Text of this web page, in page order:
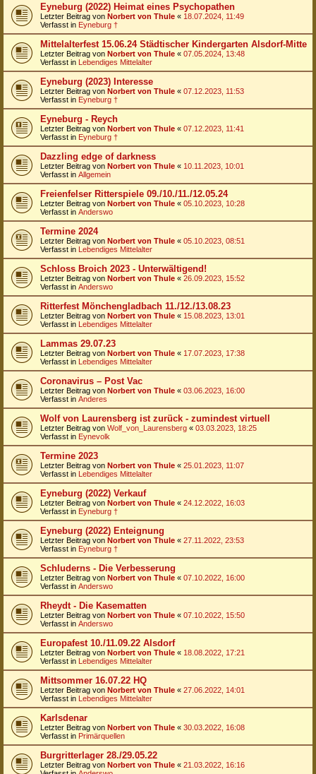
Eyneburg (2022) Heimat eines Psychopathen
Letzter Beitrag von Norbert von Thule « 18.07.2024, 11:49
Verfasst in Eyneburg †
Mittelalterfest 15.06.24 Städtischer Kindergarten Alsdorf-Mitte
Letzter Beitrag von Norbert von Thule « 07.05.2024, 13:48
Verfasst in Lebendiges Mittelalter
Eyneburg (2023) Interesse
Letzter Beitrag von Norbert von Thule « 07.12.2023, 11:53
Verfasst in Eyneburg †
Eyneburg - Reych
Letzter Beitrag von Norbert von Thule « 07.12.2023, 11:41
Verfasst in Eyneburg †
Dazzling edge of darkness
Letzter Beitrag von Norbert von Thule « 10.11.2023, 10:01
Verfasst in Allgemein
Freienfelser Ritterspiele 09./10./11./12.05.24
Letzter Beitrag von Norbert von Thule « 05.10.2023, 10:28
Verfasst in Anderswo
Termine 2024
Letzter Beitrag von Norbert von Thule « 05.10.2023, 08:51
Verfasst in Lebendiges Mittelalter
Schloss Broich 2023 - Unterwältigend!
Letzter Beitrag von Norbert von Thule « 26.09.2023, 15:52
Verfasst in Anderswo
Ritterfest Mönchengladbach 11./12./13.08.23
Letzter Beitrag von Norbert von Thule « 15.08.2023, 13:01
Verfasst in Lebendiges Mittelalter
Lammas 29.07.23
Letzter Beitrag von Norbert von Thule « 17.07.2023, 17:38
Verfasst in Lebendiges Mittelalter
Coronavirus – Post Vac
Letzter Beitrag von Norbert von Thule « 03.06.2023, 16:00
Verfasst in Anderes
Wolf von Laurensberg ist zurück - zumindest virtuell
Letzter Beitrag von Wolf_von_Laurensberg « 03.03.2023, 18:25
Verfasst in Eynevolk
Termine 2023
Letzter Beitrag von Norbert von Thule « 25.01.2023, 11:07
Verfasst in Lebendiges Mittelalter
Eyneburg (2022) Verkauf
Letzter Beitrag von Norbert von Thule « 24.12.2022, 16:03
Verfasst in Eyneburg †
Eyneburg (2022) Enteignung
Letzter Beitrag von Norbert von Thule « 27.11.2022, 23:53
Verfasst in Eyneburg †
Schluderns - Die Verbesserung
Letzter Beitrag von Norbert von Thule « 07.10.2022, 16:00
Verfasst in Anderswo
Rheydt - Die Kasematten
Letzter Beitrag von Norbert von Thule « 07.10.2022, 15:50
Verfasst in Anderswo
Europafest 10./11.09.22 Alsdorf
Letzter Beitrag von Norbert von Thule « 18.08.2022, 17:21
Verfasst in Lebendiges Mittelalter
Mittsommer 16.07.22 HQ
Letzter Beitrag von Norbert von Thule « 27.06.2022, 14:01
Verfasst in Lebendiges Mittelalter
Karlsdenar
Letzter Beitrag von Norbert von Thule « 30.03.2022, 16:08
Verfasst in Primärquellen
Burgritterlager 28./29.05.22
Letzter Beitrag von Norbert von Thule « 21.03.2022, 16:16